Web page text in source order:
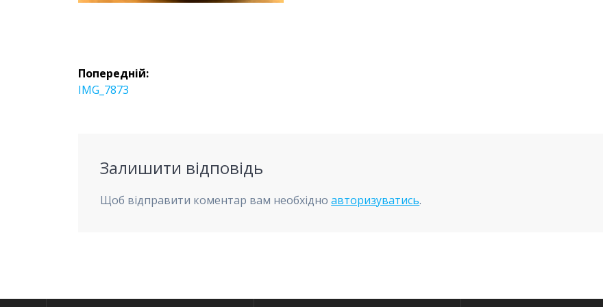
Навігація
записів
Попередній:
Попередній
IMG_7873
Залишити відповідь
Щоб відправити коментар вам необхідноавторизуватись.